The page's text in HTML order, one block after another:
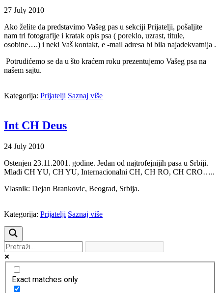
27 July 2010
Ako želite da predstavimo Vašeg pas u sekciji Prijatelji, pošaljite
nam tri fotografije i kratak opis psa ( poreklo, uzrast, titule,
osobine….) i neki Vaš kontakt, e -mail adresa bi bila najadekvatnija .
Potrudićemo se da u što kraćem roku prezentujemo Vašeg psa na
našem sajtu.
Kategorija: Prijatelji Saznaj više
Int CH Deus
24 July 2010
Ostenjen 23.11.2001. godine. Jedan od najtrofejnijih pasa u Srbiji.
Mladi CH YU, CH YU, Internacionalni CH, CH RO, CH CRO…..
Vlasnik: Dejan Brankovic, Beograd, Srbija.
Kategorija: Prijatelji Saznaj više
Exact matches only